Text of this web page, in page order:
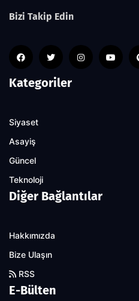
Bizi Takip Edin
Kategoriler
Siyaset
Asayiş
Güncel
Teknoloji
Diğer Bağlantılar
Hakkımızda
Bize Ulaşın
RSS
E-Bülten